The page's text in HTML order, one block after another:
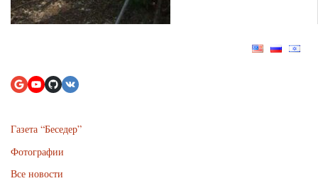
Газета “Беседер”
Фотографии
Все новости